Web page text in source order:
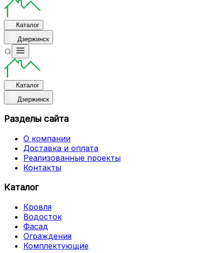
Каталог
Дзержинск
Каталог
Дзержинск
Разделы сайта
О компании
Доставка и оплата
Реализованные проекты
Контакты
Каталог
Кровля
Водосток
Фасад
Ограждения
Комплектующие